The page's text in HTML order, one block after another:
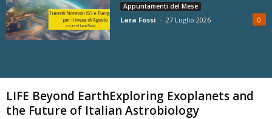
Appuntamenti del Mese
Lara Fossi - 27 Luglio 2026 0
LIFE Beyond EarthExploring Exoplanets and
the Future of Italian Astrobiology